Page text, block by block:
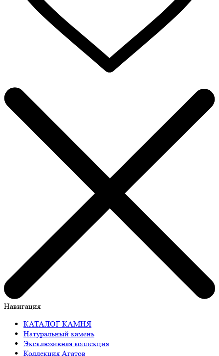
Навигация
КАТАЛОГ КАМНЯ
Натуральный камень
Эксклюзивная коллекция
Коллекция Агатов